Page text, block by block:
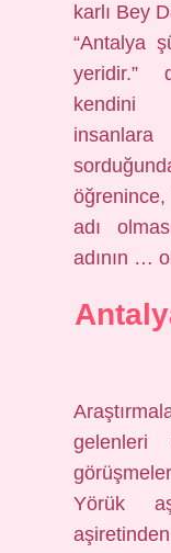
karlı Bey
“Antalya
yeridir.”
kendini
adı
adının …
gelenleri
Yörük